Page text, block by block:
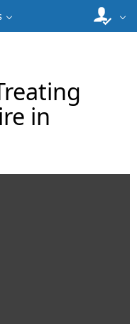
in